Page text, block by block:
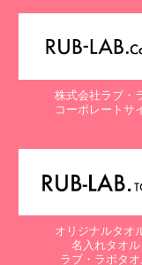
株式会社ラブ・
コーポレートサ
オリジナルタオ
名入れタオル
ラブ・ラボタ